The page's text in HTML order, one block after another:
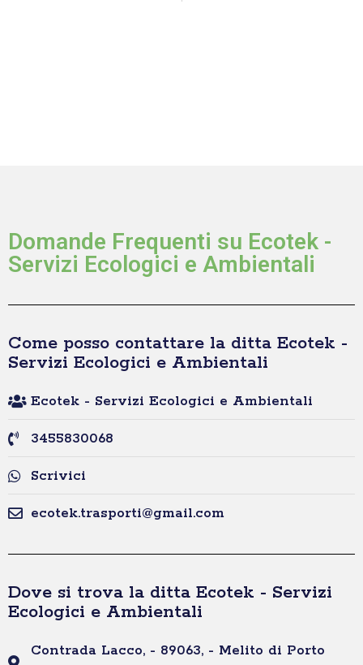
Domande Frequenti su Ecotek -
Servizi Ecologici e Ambientali
Come posso contattare la ditta Ecotek -
Servizi Ecologici e Ambientali
Ecotek - Servizi Ecologici e Ambientali
3455830068
Scrivici
ecotek.trasporti@gmail.com
Dove si trova la ditta Ecotek - Servizi
Ecologici e Ambientali
Contrada Lacco, - 89063, - Melito di Porto